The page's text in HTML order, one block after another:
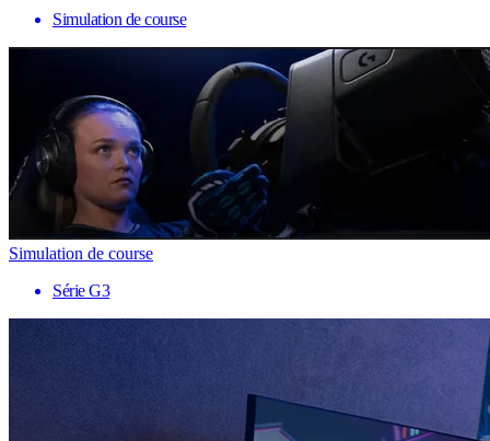
Simulation de course
Simulation de course
Série G3